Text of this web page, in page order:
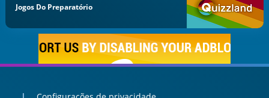
Jogos Do Preparatório